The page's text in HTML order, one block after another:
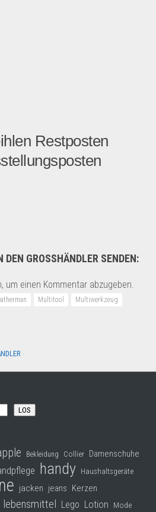
Restposten
GROSSHÄNDLER SENDEN:
um einen Kommentar abzugeben.
Multitool
Multiwerkzeug
·
LOS
Bekleidung Collier Damenschuhe
handy Haushaltsgeräte
jacken jeans Kerzen
lebensmittel Lego Lotion Mode